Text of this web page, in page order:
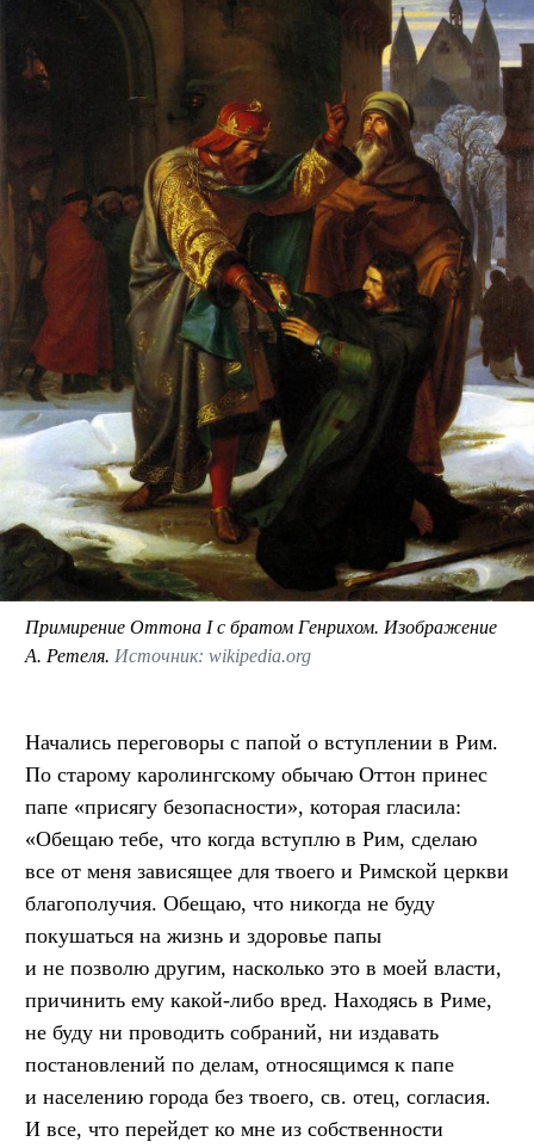
Примирение Оттона I с братом Генрихом. Изображение
А. Ретеля. Источник: wikipedia.org
Начались переговоры с папой о вступлении в Рим.
По старому каролингскому обычаю Оттон принес
папе «присягу безопасности», которая гласила:
«Обещаю тебе, что когда вступлю в Рим, сделаю
все от меня зависящее для твоего и Римской церкви
благополучия. Обещаю, что никогда не буду
покушаться на жизнь и здоровье папы
и не позволю другим, насколько это в моей власти,
причинить ему какой-либо вред. Находясь в Риме,
не буду ни проводить собраний, ни издавать
постановлений по делам, относящимся к папе
и населению города без твоего, св. отец, согласия.
И все, что перейдет ко мне из собственности